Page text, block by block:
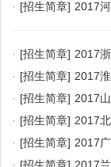
· [招生简章] 2017
· [招生简章] 2017
· [招生简章] 2017
· [招生简章] 2017
· [招生简章] 2017
· [招生简章] 2017